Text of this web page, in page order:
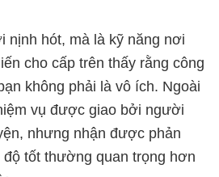
nịnh hót, mà là kỹ năng nơi
cho cấp trên thấy rằng công
không phải là vô ích. Ngoài
vụ được giao bởi người
nhưng nhận được phản
tốt thường quan trọng hơn